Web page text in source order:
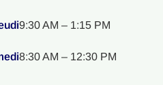
9:30 AM – 1:15 PM
8:30 AM – 12:30 PM